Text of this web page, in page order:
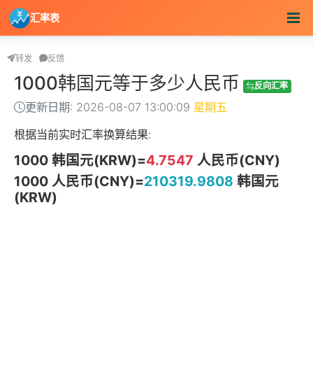
汇率表
转发 反馈
1000韩国元等于多少人民币 反向汇率
更新日期: 2026-08-07 13:00:09 星期五
根据当前实时汇率换算结果:
1000 韩国元(KRW)=4.7547 人民币(CNY)
1000 人民币(CNY)=210319.9808 韩国元
(KRW)